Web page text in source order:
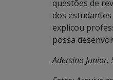
questões de
dos
explicou
possa
Adersino Junior,